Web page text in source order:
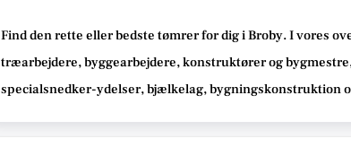
Find den rette eller bedste tømrerfor dig i Broby. I vores
træarbejdere, byggearbejdere, konstruktører og
specialsnedker-ydelser, bjælkelag, bygningskonstruktion